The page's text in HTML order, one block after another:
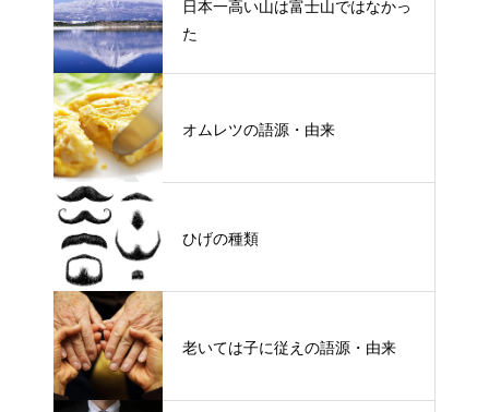
日本一高い山は富士山ではなかっ
た
オムレツの語源・由来
ひげの種類
老いては子に従えの語源・由来